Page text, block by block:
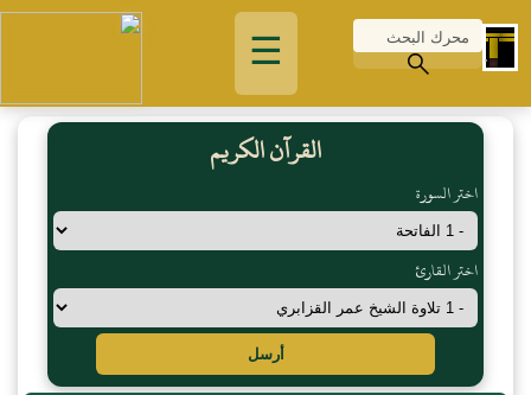
☰
القرآن الكريم
اختر السورة
اختر القارئ
أرسل